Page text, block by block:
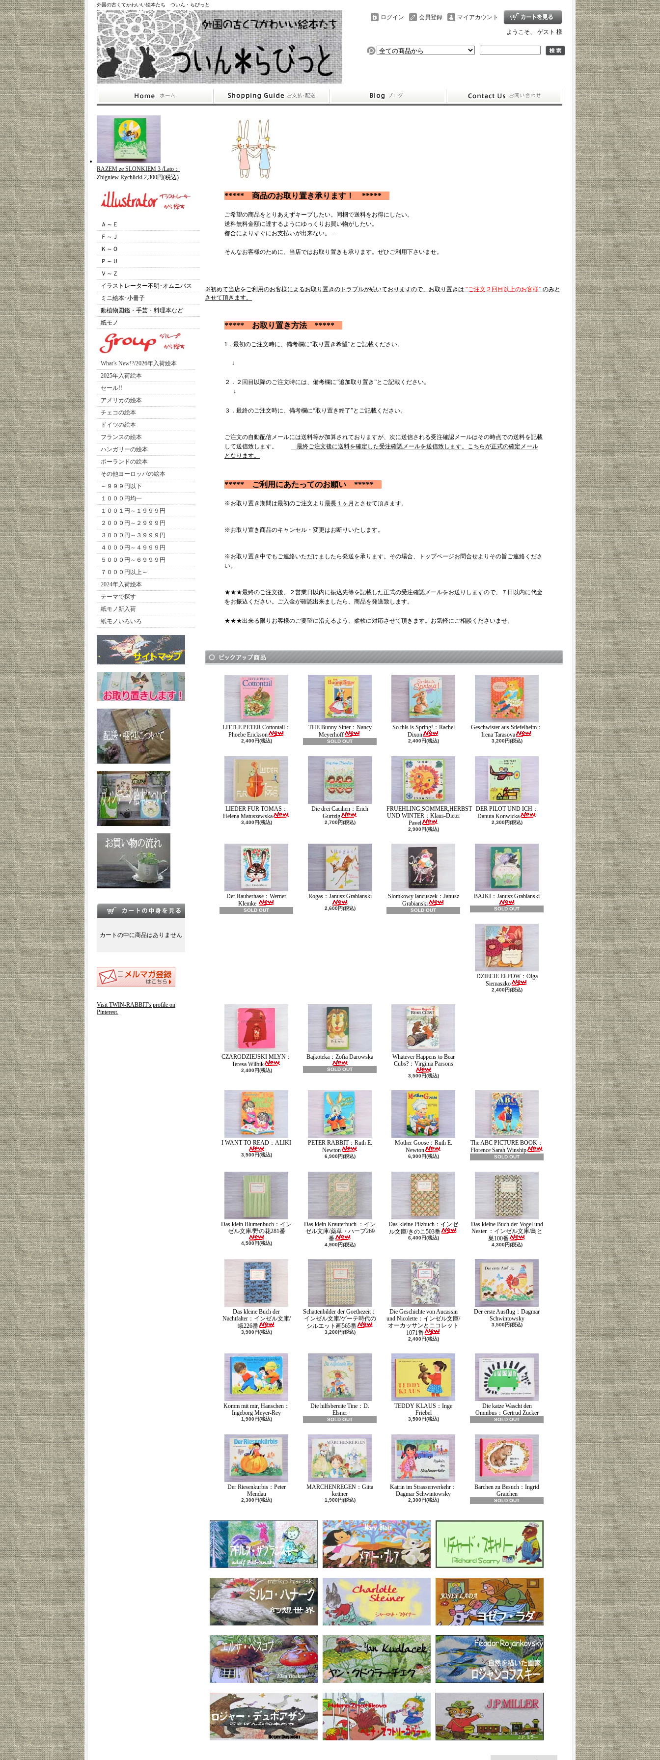
外国の古くてかわいい絵本たち ついん・らびっと
マイアカウント
会員登録
ログイン
ようこそ、 ゲスト 様
RAZEM ze SLONKIEM 3 /Lato：
Zbigniew Rychlicki 2,300円(税込)
Ａ～Ｅ
Ｆ～Ｊ
Ｋ～Ｏ
Ｐ～Ｕ
Ｖ～Ｚ
イラストレーター不明･オムニバス
ミニ絵本･小冊子
動植物図鑑・手芸・料理本など
紙モノ
What’s New!?/2026年入荷絵本
2025年入荷絵本
セール!!
アメリカの絵本
チェコの絵本
ドイツの絵本
フランスの絵本
ハンガリーの絵本
ポーランドの絵本
その他ヨーロッパの絵本
～９９９円以下
１０００円均一
１００１円～１９９９円
２０００円～２９９９円
３０００円～３９９９円
４０００円～４９９９円
５０００円～６９９９円
７０００円以上～
2024年入荷絵本
テーマで探す
紙モノ新入荷
紙モノいろいろ
カートの中に商品はありません
Visit TWIN-RABBIT's profile on
Pinterest.
***** 商品のお取り置き承ります！ *****
ご希望の商品をとりあえずキープしたい。同梱で送料をお得にしたい。
送料無料金額に達するようにゆっくりお買い物がしたい。
都合によりすぐにお支払いが出来ない。…
そんなお客様のために、当店ではお取り置きも承ります。ぜひご利用下さいませ。
※初めて当店をご利用のお客様によるお取り置きのトラブルが続いておりますので、お取り置きは “ご注文２回目以上のお客様” のみと
させて頂きます。
***** お取り置き方法 *****
1．最初のご注文時に、備考欄に“取り置き希望”とご記載ください。
↓
２．２回目以降のご注文時には、備考欄に“追加取り置き”とご記載ください。
↓
３．最終のご注文時に、備考欄に“取り置き終了”とご記載ください。
ご注文の自動配信メールには送料等が加算されておりますが、次に送信される受注確認メールはその時点での送料を記載
して送信致します。
最終ご注文後に送料を確定した受注確認メールを送信致します。こちらが正式の確定メール
となります。
***** ご利用にあたってのお願い *****
※お取り置き期間は最初のご注文より 最長１ヶ月 とさせて頂きます。
※お取り置き商品のキャンセル・変更はお断りいたします。
※お取り置き中でもご連絡いただけましたら発送を承ります。その場合、トップページお問合せよりその旨ご連絡くださ
い。
★★★最終のご注文後、２営業日以内に振込先等を記載した正式の受注確認メールをお送りしますので、７日以内に代金
をお振込ください。ご入金が確認出来ましたら、商品を発送致します。
★★★出来る限りお客様のご要望に沿えるよう、柔軟に対応させて頂きます。お気軽にご相談くださいませ。
LITTLE PETER Cottontail：
Phoebe Erickson
2,400円(税込)
THE Bunny Sitter：Nancy
Meyerhoff
SOLD OUT
So this is Spring!：Rachel
Dixon
2,400円(税込)
Geschwister aus Stiefelheim：
Irena Tarasova
3,200円(税込)
LIEDER FUR TOMAS：
Helena Matuszewska
3,400円(税込)
Die drei Cacilien：Erich
Gurtzig
2,700円(税込)
FRUEHLING,SOMMER,HERBST
UND WINTER：Klaus-Dieter
Pavel
2,900円(税込)
DER PILOT UND ICH：
Danuta Konwicka
2,300円(税込)
Der Rauberhase：Werner
Klemke
SOLD OUT
Rogas：Janusz Grabianski
2,600円(税込)
Slomkowy lancuszek：Janusz
Grabianski
SOLD OUT
BAJKI：Janusz Grabianski
SOLD OUT
DZIECIE ELFOW：Olga
Siemaszko
2,400円(税込)
CZARODZIEJSKI MLYN：
Teresa Wilbik
2,400円(税込)
Bajkoteka：Zofia Darowska
SOLD OUT
Whatever Happens to Bear
Cubs?：Virginia Parsons
3,500円(税込)
I WANT TO READ：ALIKI
3,500円(税込)
PETER RABBIT：Ruth E.
Newton
6,900円(税込)
Mother Goose：Ruth E.
Newton
6,900円(税込)
The ABC PICTURE BOOK：
Florence Sarah Winship
SOLD OUT
Das klein Blumenbuch：イン
ゼル文庫/野の花281番
4,500円(税込)
Das klein Krauterbuch ：イン
ゼル文庫/薬草・ハーブ269
番
4,900円(税込)
Das kleine Pilzbuch：インゼ
ル文庫/きのこ503番
6,400円(税込)
Das kleine Buch der Vogel und
Nester ：インゼル文庫/鳥と
巣100番
4,300円(税込)
Das kleine Buch der
Nachtfalter：インゼル文庫/
蛾226番
3,900円(税込)
Schattenbilder der Goethezeit：
インゼル文庫/ゲーテ時代の
シルエット画565番
3,200円(税込)
Die Geschichte von Aucassin
und Nicolette：インゼル文庫/
オーカッサンとニコレット
1071番
2,400円(税込)
Der erste Ausflug：Dagmar
Schwintowsky
3,500円(税込)
Komm mit mir, Hanschen：
Ingeborg Meyer-Rey
1,900円(税込)
Die hilfsbereite Tine：D.
Elsner
SOLD OUT
TEDDY KLAUS：Inge
Friebel
3,500円(税込)
Die katze Wascht den
Omnibus：Gertrud Zucker
SOLD OUT
Der Riesenkurbis：Peter
Mendau
2,300円(税込)
MARCHENREGEN：Gitta
kettner
1,900円(税込)
Katrin im Strassenverkehr：
Dagmar Schwintowsky
2,300円(税込)
Barchen zu Besuch：Ingrid
Graichen
SOLD OUT